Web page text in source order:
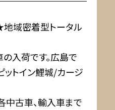
域密着型トータル
入荷です。広島で
トイン鯉城/カージ
古車、輸入車まで